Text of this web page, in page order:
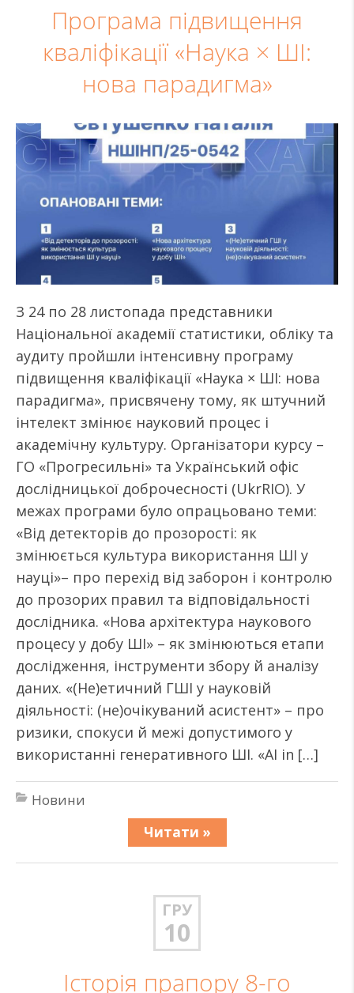
Програма підвищення
кваліфікації «Наука × ШІ:
нова парадигма»
З 24 по 28 листопада представники
Національної академії статистики, обліку та
аудиту пройшли інтенсивну програму
підвищення кваліфікації «Наука × ШІ: нова
парадигма», присвячену тому, як штучний
інтелект змінює науковий процес і
академічну культуру. Організатори курсу –
ГО «Прогресильні» та Український офіс
дослідницької доброчесності (UkrRIO). У
межах програми було опрацьовано теми:
«Від детекторів до прозорості: як
змінюється культура використання ШІ у
науці»– про перехід від заборон і контролю
до прозорих правил та відповідальності
дослідника. «Нова архітектура наукового
процесу у добу ШІ» – як змінюються етапи
дослідження, інструменти збору й аналізу
даних. «(Не)етичний ГШІ у науковій
діяльності: (не)очікуваний асистент» – про
ризики, спокуси й межі допустимого у
використанні генеративного ШІ. «AI in […]
Новини
Читати »
ГРУ
10
Історія прапору 8-го